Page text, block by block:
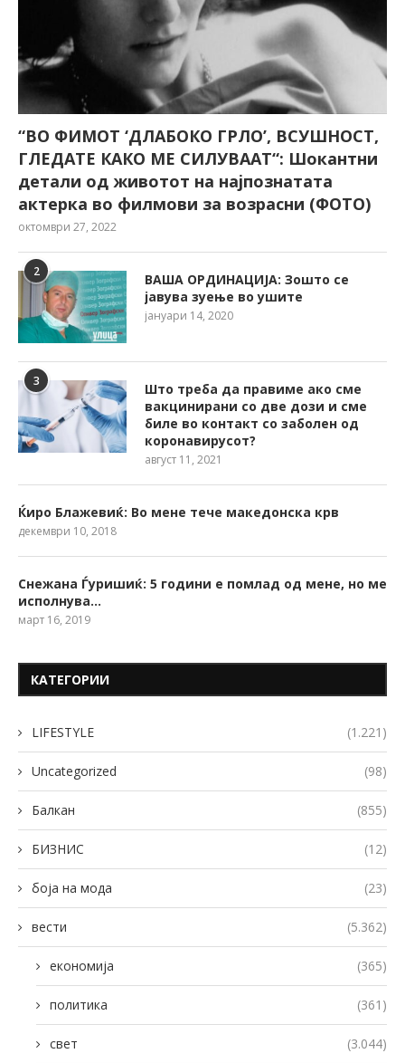
“ВО ФИМОТ ‘ДЛАБОКО ГРЛО’, ВСУШНОСТ,
ГЛЕДАТЕ КАКО МЕ СИЛУВААТ“: Шокантни
детали од животот на најпознатата
актерка во филмови за возрасни (ФОТО)
октомври 27, 2022
2
ВАША ОРДИНАЦИЈА: Зошто се
јавува зуење во ушите
јануари 14, 2020
3
Што треба да правиме ако сме
вакцинирани со две дози и сме
биле во контакт со заболен од
коронавирусот?
август 11, 2021
Ќиро Блажевиќ: Во мене тече македонска крв
декември 10, 2018
Снежана Ѓуришиќ: 5 години е помлад од мене, но ме
исполнува…
март 16, 2019
КАТЕГОРИИ
LIFESTYLE (1.221)
Uncategorized (98)
Балкан (855)
БИЗНИС (12)
боја на мода (23)
вести (5.362)
економија (365)
политика (361)
свет (3.044)